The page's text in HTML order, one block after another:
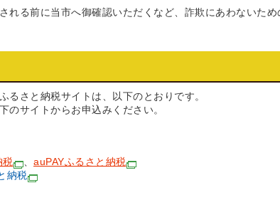
れる前に当市へ御確認いただくなど、詐欺にあわないため
るさと納税サイトは、以下のとおりです。
のサイトからお申込みください。
税 、 auPAYふるさと納税
納税